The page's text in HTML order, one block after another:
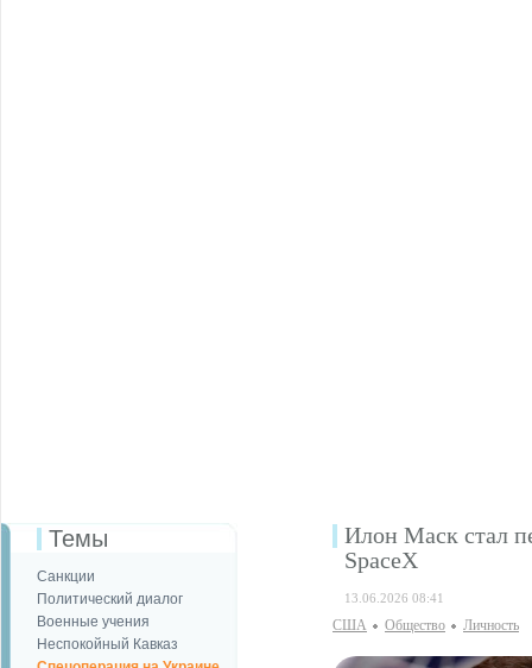
Темы
Санкции
Политический диалог
Военные учения
Неспокойный Кавказ
Илон Маск стал
SpaceX
13.06.2026 08:41
США Общество Личность